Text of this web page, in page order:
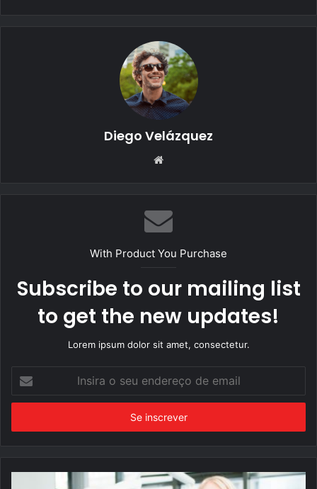
Diego Velázquez
Website
With Product You Purchase
Subscribe to our mailing list
to get the new updates!
Lorem ipsum dolor sit amet, consectetur.
seu
de